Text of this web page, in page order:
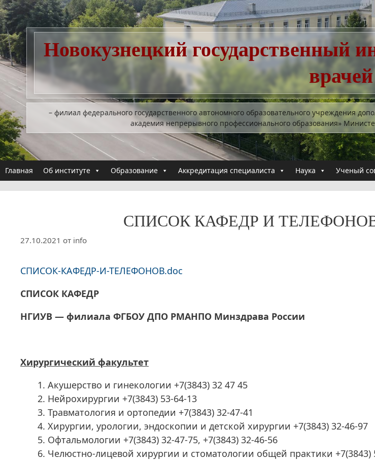
Перейти
к
содержимому
Новокузнецкий государственный
врачей
– филиал федерального государственного автономного образовательного учреждения
академия непрерывного профессионального образования»
Главная Об институте Образование Аккредитация специалиста Наука Ученый
СПИСОК КАФЕДР И
27.10.2021 от info
СПИСОК-КАФЕДР-И-ТЕЛЕФОНОВ.doc
СПИСОК КАФЕДР
НГИУВ — филиала ФГБОУ ДПО РМАНПО Минздрава России
Хирургический факультет
Акушерство и гинекологии +7(3843) 32 47 45
Нейрохирургии +7(3843) 53-64-13
Травматология и ортопедии +7(3843) 32-47-41
Хирургии, урологии, эндоскопии и детской хирургии +7(3843) 32-46-97
Офтальмологии +7(3843) 32-47-75, +7(3843) 32-46-56
Челюстно-лицевой хирургии и стоматологии общей практики +7(3843)